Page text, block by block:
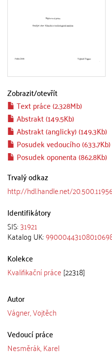
Zobrazit/otevřít
Text práce (2.328Mb)
Abstrakt (149.5Kb)
Abstrakt (anglicky) (149.3Kb)
Posudek vedoucího (633.7Kb)
Posudek oponenta (862.8Kb)
Trvalý odkaz
http://hdl.handle.net/
Identifikátory
SIS:31921
Katalog UK:
Kolekce
Kvalifikační práce [22318]
Autor
Vágner, Vojtěch
Vedoucí práce
Nesměrák, Karel